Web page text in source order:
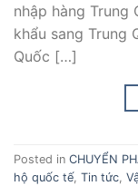
nhập hàng Trung
khẩu sang Trung
Quốc […]
Posted in CHUYỂN
hộ quốc tế, Tin tức,